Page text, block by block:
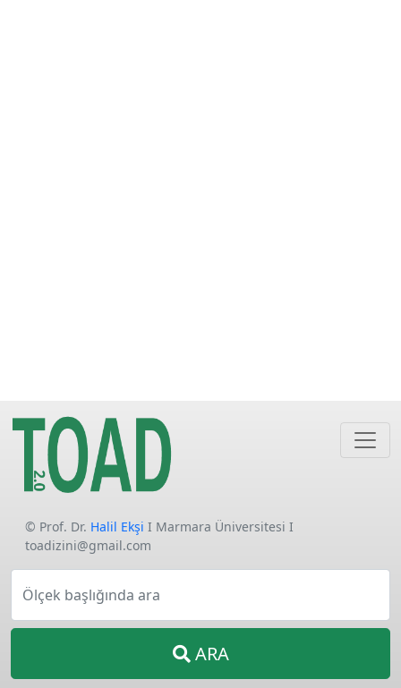
© Prof. Dr. Halil Ekşi I Marmara Üniversitesi I
toadizini@gmail.com
Ölçek başlığında ara
ARA